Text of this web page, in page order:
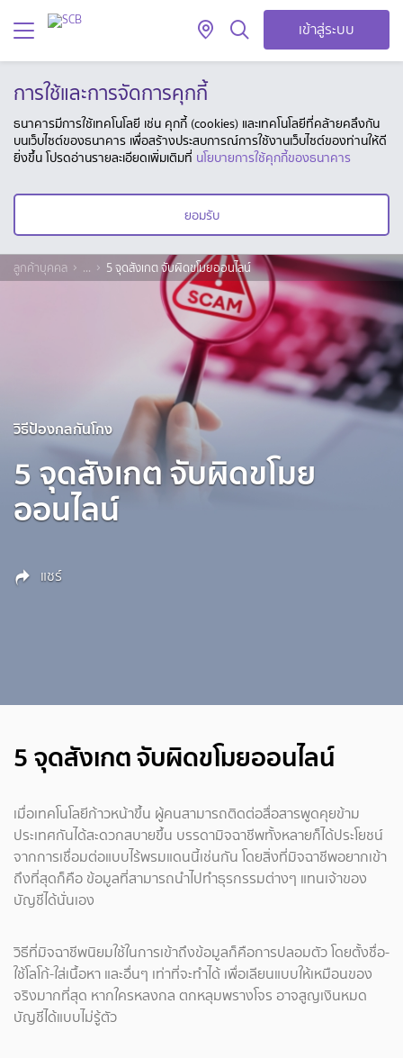
เข้าสู่ระบบ
การใช้และการจัดการคุกกี้
ธนาคารมีการใช้เทคโนโลยี เช่น คุกกี้ (cookies) และเทคโนโลยีที่คล้ายคลึงกัน
บนเว็บไซต์ของธนาคาร เพื่อสร้างประสบการณ์การใช้งานเว็บไซต์ของท่านให้ดี
ยิ่งขึ้น โปรดอ่านรายละเอียดเพิ่มเติมที่ นโยบายการใช้คุกกี้ของธนาคาร
ยอมรับ
ลูกค้าบุคคล ... 5 จุดสังเกต จับผิดขโมยออนไลน์
วิธีป้องกลกันโกง
5 จุดสังเกต จับผิดขโมย
ออนไลน์
แชร์
5 จุดสังเกต จับผิดขโมยออนไลน์
เมื่อเทคโนโลยีก้าวหน้าขึ้น ผู้คนสามารถติดต่อสื่อสารพูดคุยข้าม
ประเทศกันได้สะดวกสบายขึ้น บรรดามิจฉาชีพทั้งหลายก็ได้ประโยชน์
จากการเชื่อมต่อแบบไร้พรมแดนนี้เช่นกัน โดยสิ่งที่มิจฉาชีพอยากเข้า
ถึงที่สุดก็คือ ข้อมูลที่สามารถนำไปทำธุรกรรมต่างๆ แทนเจ้าของ
บัญชีได้นั่นเอง
วิธีที่มิจฉาชีพนิยมใช้ในการเข้าถึงข้อมูลก็คือการปลอมตัว โดยตั้งชื่อ-
ใช้โลโก้-ใส่เนื้อหา และอื่นๆ เท่าที่จะทำได้ เพื่อเลียนแบบให้เหมือนของ
จริงมากที่สุด หากใครหลงกล ตกหลุมพรางโจร อาจสูญเงินหมด
บัญชีได้แบบไม่รู้ตัว